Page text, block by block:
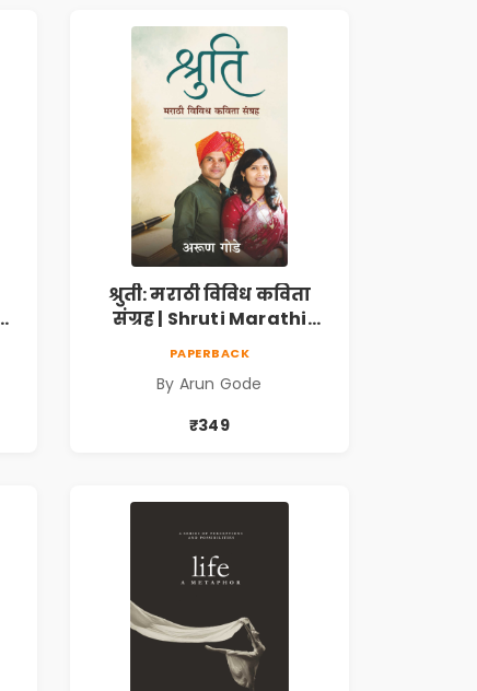
श्रुती: मराठी विविध कविता
संग्रह | Shruti Marathi
देशभक्ती, प्रेम, शृंगार व
प्रेरणादायी मराठी कविता |
Marathi Poetry Book
PAPERBACK
By Arun Gode
₹349